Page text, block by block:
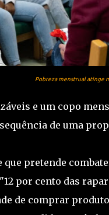
Pobreza menstrual atinge
e um copo
de uma
que pretende
por cento das
de comprar